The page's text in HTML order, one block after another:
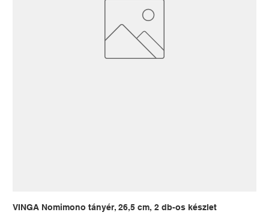
VINGA Nomimono tányér, 26,5 cm, 2 db-os készlet